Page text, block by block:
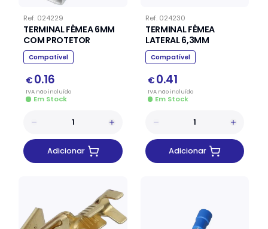
Ref. 024229
TERMINAL FÊMEA 6MM
COM PROTETOR
Compatível
€ 0.16
IVA nãoincluído
Em Stock
Adicionar
Ref. 024230
TERMINAL FÊMEA
LATERAL 6,3MM
Compatível
€ 0.41
IVA nãoincluído
Em Stock
Adicionar